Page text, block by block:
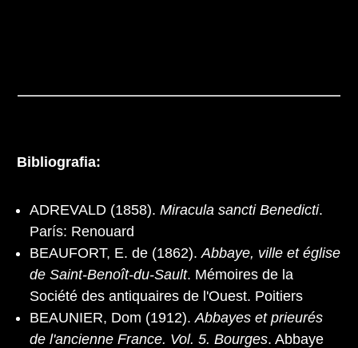
Bibliografia:
ADREVALD (1858). Miracula sancti Benedicti.
París: Renouard
BEAUFORT, E. de (1862). Abbaye, ville et église
de Saint-Benoît-du-Sault. Mémoires de la
Société des antiquaires de l'Ouest. Poitiers
BEAUNIER, Dom (1912). Abbayes et prieurés
de l'ancienne France. Vol. 5. Bourges. Abbaye